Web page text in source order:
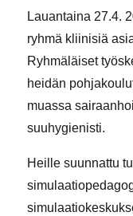
Lauantaina 27.4.
ryhmä kliinisiä
Ryhmäläiset
heidän
muassa
suuhygienisti.
Heille suunnattu